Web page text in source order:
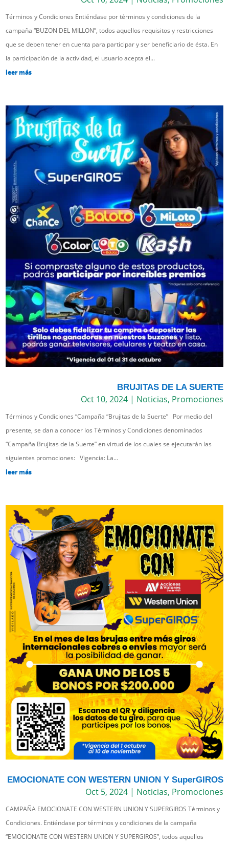
Términos y Condiciones Entiéndase por términos y condiciones de la
campaña “BUZON DEL MILLON”, todos aquellos requisitos y restricciones
que se deben tener en cuenta para participar y ser beneficiario de ésta. En
la participación de la actividad, el usuario acepta el...
leer más
BRUJITAS DE LA SUERTE
Oct 10, 2024| Noticias, Promociones
Términos y Condiciones “Campaña “Brujitas de la Suerte” Por medio del
presente, se dan a conocer los Términos y Condiciones denominados
“Campaña Brujitas de la Suerte” en virtud de los cuales se ejecutarán las
siguientes promociones: Vigencia: La...
leer más
EMOCIONATE CON WESTERN UNION Y SuperGIROS
Oct 5, 2024| Noticias, Promociones
CAMPAÑA EMOCIONATE CON WESTERN UNION Y SUPERGIROS Términos y
Condiciones. Entiéndase por términos y condiciones de la campaña
“EMOCIONATE CON WESTERN UNION Y SUPERGIROS”, todos aquellos